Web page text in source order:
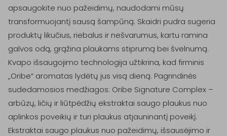
apsaugokite nuo pažeidimų, naudodami mūsų
transformuojantį sausą šampūną. Skaidri pudra sugeria
produktų likučius, riebalus ir nešvarumus, kartu ramina
galvos odą, grąžina plaukams stiprumą bei švelnumą.
Kvapo išsaugojimo technologija užtikrina, kad firminis
„Oribe“ aromatas lydėtų jus visą dieną. Pagrindinės
sudedamosios medžiagos: Oribe Signature Complex –
arbūzų, ličių ir liūtpėdžių ekstraktai saugo plaukus nuo
aplinkos poveikių ir turi plaukus atjauninantį poveikį.
Ekstraktai saugo plaukus nuo pažeidimų, išsausėjimo ir